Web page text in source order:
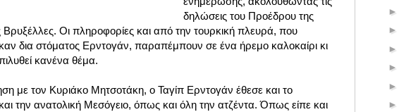
δηλώσεις του Προέδρου της
Βρυξέλλες. Οι πληροφορίες και από την τουρκική πλευρά, που
δια στόματος Ερντογάν, παραπέμπουν σε ένα ήρεμο καλοκαίρι κι
κανένα θέμα.
με τον Κυριάκο Μητσοτάκη, ο Ταγίπ Ερντογάν έθεσε και το
την ανατολική Μεσόγειο, όπως και όλη την ατζέντα. Όπως είπε και
►
►
►
►
►
►